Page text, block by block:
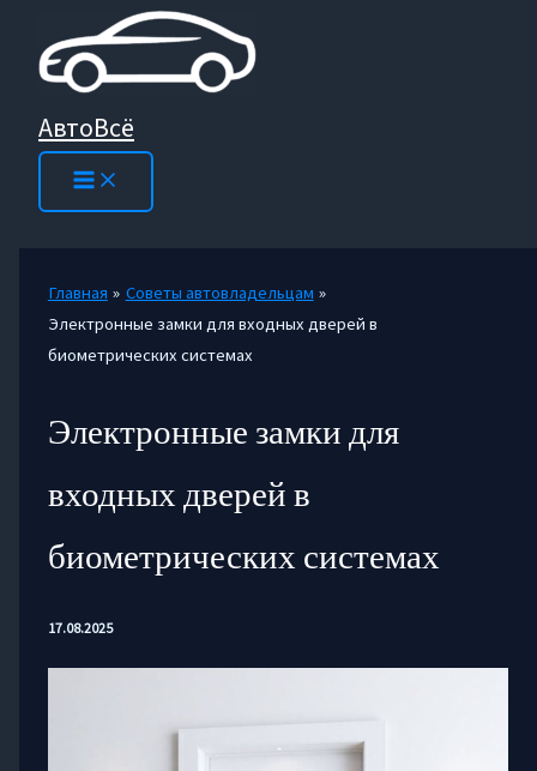
содержимому
АвтоВсё
Главная
Советы автовладельцам
Электронные замки для входных дверей в
биометрических системах
Электронные замки для
входных дверей в
биометрических системах
17.08.2025